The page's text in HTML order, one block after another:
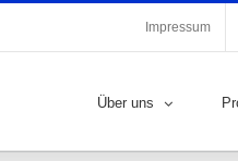
Impressum
Über uns